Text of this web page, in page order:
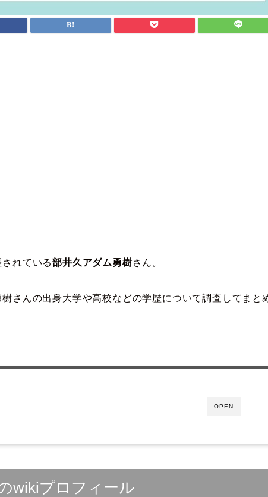
れている部井久アダム勇樹さん。
さんの出身大学や高校などの学歴について調査してまと
OPEN
wikiプロフィール